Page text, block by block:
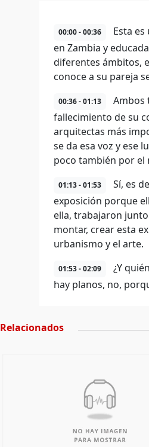
00:00 - 00:36
Esta
en Zambia y
diferentes ámbitos,
conoce a su pareja
00:36 - 01:13
Ambos
fallecimiento de su
arquitectas más
se da esa voz y ese
poco también por el
01:13 - 01:53
Sí, es
exposición porque
ella, trabajaron
montar, crear esta
urbanismo y el arte.
01:53 - 02:09
¿Y
hay planos, no,
Relacionados